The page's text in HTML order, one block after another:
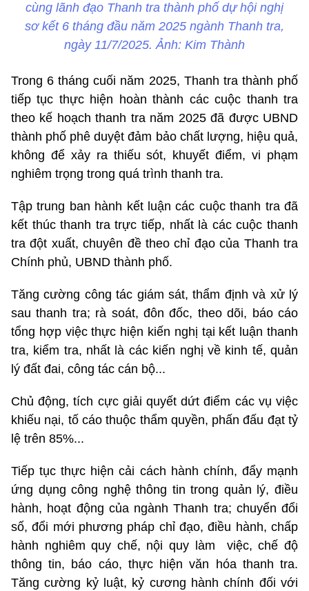
cùng lãnh đạo Thanh tra thành phố dự hội nghị
sơ kết 6 tháng đầu năm 2025 ngành Thanh tra,
ngày 11/7/2025. Ảnh: Kim Thành
Trong 6 tháng cuối năm 2025, Thanh tra thành phố
tiếp tục thực hiện hoàn thành các cuộc thanh tra
theo kế hoạch thanh tra năm 2025 đã được UBND
thành phố phê duyệt đảm bảo chất lượng, hiệu quả,
không để xảy ra thiếu sót, khuyết điểm, vi phạm
nghiêm trọng trong quá trình thanh tra.
Tập trung ban hành kết luận các cuộc thanh tra đã
kết thúc thanh tra trực tiếp, nhất là các cuộc thanh
tra đột xuất, chuyên đề theo chỉ đạo của Thanh tra
Chính phủ, UBND thành phố.
Tăng cường công tác giám sát, thẩm định và xử lý
sau thanh tra; rà soát, đôn đốc, theo dõi, báo cáo
tổng hợp việc thực hiện kiến nghị tại kết luận thanh
tra, kiểm tra, nhất là các kiến nghị về kinh tế, quản
lý đất đai, công tác cán bộ...
Chủ động, tích cực giải quyết dứt điểm các vụ việc
khiếu nại, tố cáo thuộc thẩm quyền, phấn đấu đạt tỷ
lệ trên 85%...
Tiếp tục thực hiện cải cách hành chính, đẩy mạnh
ứng dụng công nghệ thông tin trong quản lý, điều
hành, hoạt động của ngành Thanh tra; chuyển đổi
số, đổi mới phương pháp chỉ đạo, điều hành, chấp
hành nghiêm quy chế, nội quy làm việc, chế độ
thông tin, báo cáo, thực hiện văn hóa thanh tra.
Tăng cường kỷ luật, kỷ cương hành chính đối với